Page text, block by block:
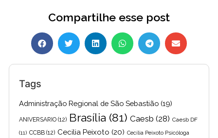
Compartilhe esse post
Tags
Administração Regional de São Sebastião (19)
ANIVERSARIO (12) Brasília (81) Caesb (28) Caesb DF
(11) CCBB (12) Cecilia Peixoto (20) Cecília Peixoto Psicóloga